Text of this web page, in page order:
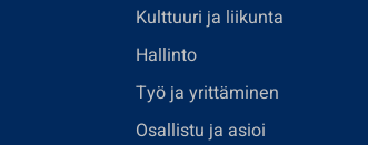
Kulttuuri ja liikunta
Hallinto
Työ ja yrittäminen
Osallistu ja asioi